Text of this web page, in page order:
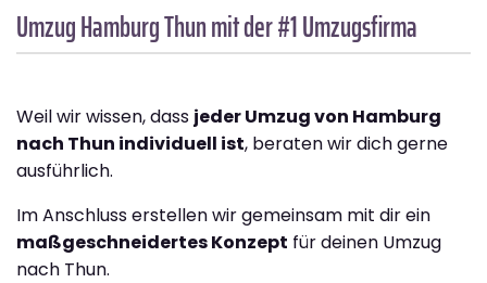
Umzug HamburgThunmit der #1 Umzugsfirma
Weil wir wissen, dass jeder Umzug von Hamburg
nach Thun individuell ist, beraten wir dich gerne
ausführlich.
Im Anschluss erstellen wir gemeinsam mit dir ein
maßgeschneidertes Konzept für deinen Umzug
nach Thun.